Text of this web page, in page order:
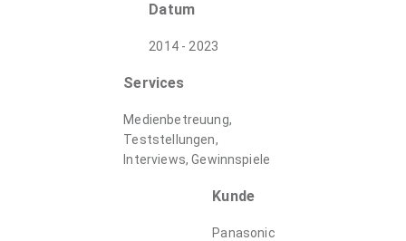
Datum
2014 - 2023
Services
Medienbetreuung,
Teststellungen,
Interviews, Gewinnspiele
Kunde
Panasonic